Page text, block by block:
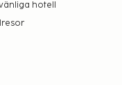
hotell